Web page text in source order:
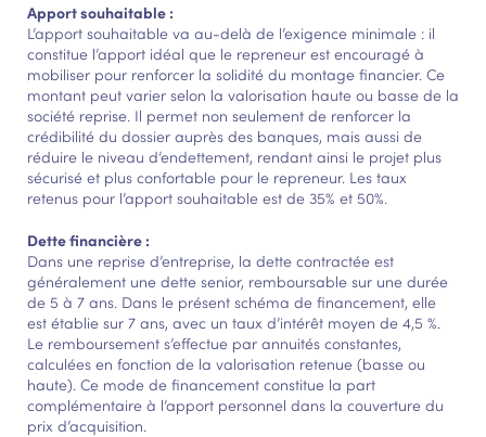
Apport souhaitable :
L’apport souhaitable va au-delà de l’exigence minimale : il
constitue l’apport idéal que le repreneur est encouragé à
mobiliser pour renforcer la solidité du montage financier. Ce
montant peut varier selon la valorisation haute ou basse de la
société reprise. Il permet non seulement de renforcer la
crédibilité du dossier auprès des banques, mais aussi de
réduire le niveau d’endettement, rendant ainsi le projet plus
sécurisé et plus confortable pour le repreneur. Les taux
retenus pour l’apport souhaitable est de 35% et 50%.
Dette financière :
Dans une reprise d’entreprise, la dette contractée est
généralement une dette senior, remboursable sur une durée
de 5 à 7 ans. Dans le présent schéma de financement, elle
est établie sur 7 ans, avec un taux d’intérêt moyen de 4,5 %.
Le remboursement s’effectue par annuités constantes,
calculées en fonction de la valorisation retenue (basse ou
haute). Ce mode de financement constitue la part
complémentaire à l’apport personnel dans la couverture du
prix d’acquisition.